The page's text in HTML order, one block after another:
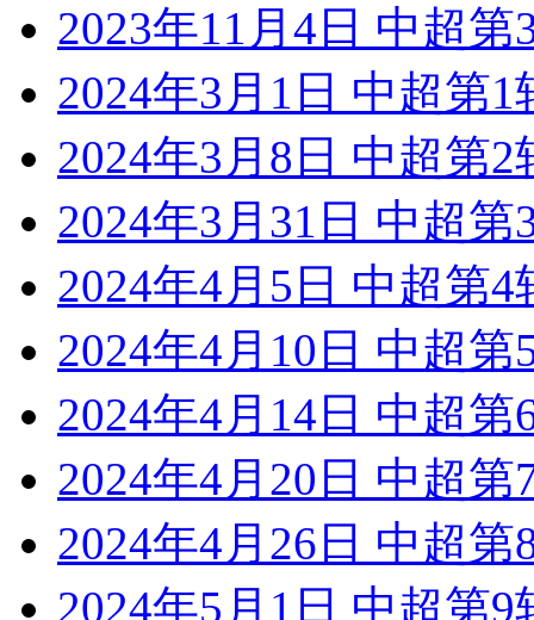
2023年11月4日 中超
2024年3月1日 中超第
2024年3月8日 中超第
2024年3月31日 中超
2024年4月5日 中超第
2024年4月10日 中超
2024年4月14日 中超
2024年4月20日 中超
2024年4月26日 中超
2024年5月1日 中超第